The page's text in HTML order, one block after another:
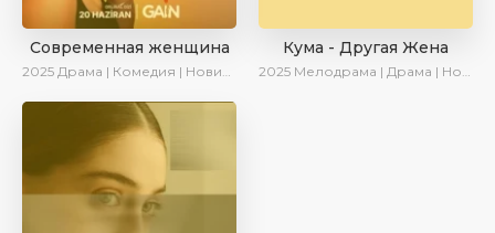
Современная женщина
2025 Драма | Комедия | Новинки | Сериалы 2025
Кума - Другая Жена
2025 Мелодрама | Драма | Новинки | Сериалы 2025